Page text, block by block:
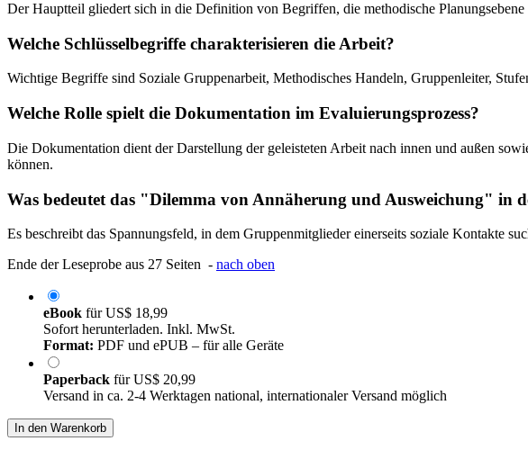
Der Hauptteil gliedert sich in die Definition von Begriffen, die methodische
Welche Schlüsselbegriffe charakterisieren die Arbeit?
Wichtige Begriffe sind Soziale Gruppenarbeit, Methodisches Handeln, Gruppenleiter,
Welche Rolle spielt die Dokumentation im Evaluierungsprozess?
Die Dokumentation dient der Darstellung der geleisteten Arbeit nach innen und außen
können.
Was bedeutet das "Dilemma von Annäherung und Ausweichung" in
Es beschreibt das Spannungsfeld, in dem Gruppenmitglieder einerseits soziale Kontakte
Ende der Leseprobe aus 27 Seiten - nach oben
eBook fürUS$ 18,99
Sofort herunterladen. Inkl. MwSt.
Format: PDF und ePUB – für alle Geräte
Paperback fürUS$ 20,99
Versand in ca. 2-4 Werktagen national, internationaler Versand möglich
In den Warenkorb